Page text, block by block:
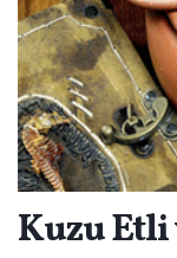
Kuzu Etli